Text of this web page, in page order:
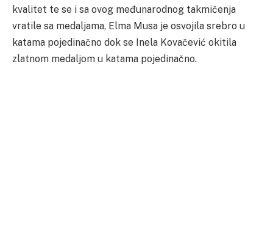
kvalitet te se i sa ovog međunarodnog takmičenja
vratile sa medaljama, Elma Musa je osvojila srebro u
katama pojedinačno dok se Inela Kovačević okitila
zlatnom medaljom u katama pojedinačno.